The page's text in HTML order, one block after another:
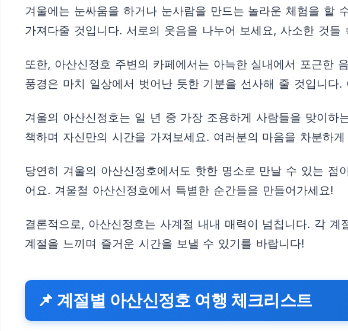
겨울에는 눈싸움을 하거나 눈사람을 만드는 놀라운 체험을 할
가져다줄 것입니다. 서로의 웃음을 나누어 보세요, 사소한 것
또한, 아산신정호 주변의 카페에서는 아늑한 실내에서 포근한
풍경은 마치 일상에서 벗어난 듯한 기분을 선사해 줄 것입니다
겨울의 아산신정호는 일 년 중 가장 조용하게 사람들을 맞이
책하며 자신만의 시간을 가져보세요. 여러분의 마음을 차분하
당연히 겨울의 아산신정호에서도 핫한 명소로 만날 수 있는
어요. 겨울철 아산신정호에서 특별한 순간들을 만들어가세요!
결론적으로, 아산신정호는 사계절 내내 매력이 넘칩니다. 각
계절을 느끼며 즐거운 시간을 보낼 수 있기를 바랍니다!
📌 계절별 아산신정호 여행 체크리스트